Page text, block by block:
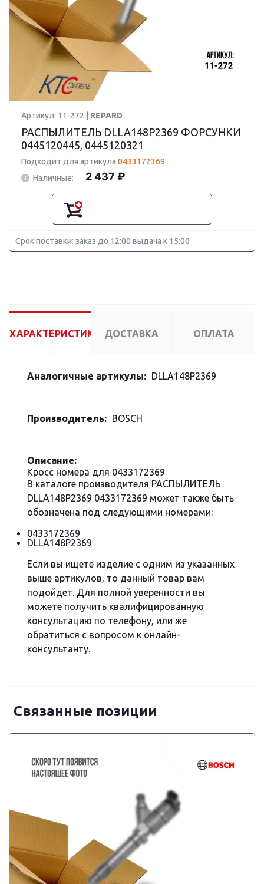
Артикул: 11-272 | REPARD
РАСПЫЛИТЕЛЬ DLLA148P2369 ФОРСУНКИ
0445120445, 0445120321
Подходит для артикула 0433172369
Наличные:
2 437 ₽
Срок поставки: заказ до 12:00 выдача к 15:00
ХАРАКТЕРИСТИКИ ДОСТАВКА ОПЛАТА
Аналогичные артикулы: DLLA148P2369
Производитель: BOSCH
Описание:
Кросс номера для 0433172369
В каталоге производителя РАСПЫЛИТЕЛЬ
DLLA148P2369 0433172369 может также быть
обозначена под следующими номерами:
0433172369
DLLA148P2369
Если вы ищете изделие с одним из указанных
выше артикулов, то данный товар вам
подойдет. Для полной уверенности вы
можете получить квалифицированную
консультацию по телефону, или же
обратиться с вопросом к онлайн-
консультанту.
Связанные позиции